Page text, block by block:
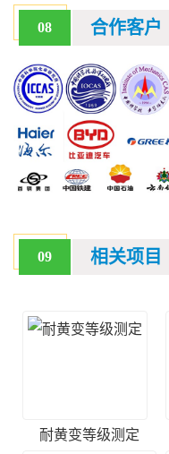
08 合作客户
09 相关项目
耐黄变等级测定